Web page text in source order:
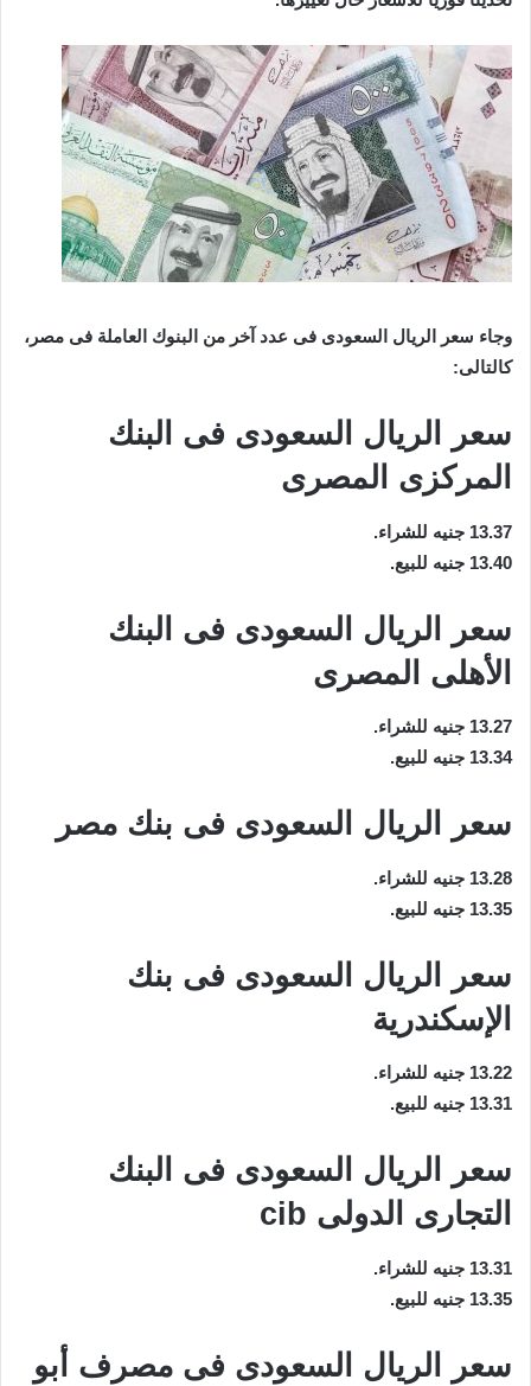
وجاء سعر الريال السعودى فى عدد آخر من البنوك العاملة فى مصر،
كالتالى:
سعر الريال السعودى فى البنك
المركزى المصرى
13.37 جنيه للشراء.
13.40 جنيه للبيع.
سعر الريال السعودى فى البنك
الأهلى المصرى
13.27 جنيه للشراء.
13.34 جنيه للبيع.
سعر الريال السعودى فى بنك مصر
13.28 جنيه للشراء.
13.35 جنيه للبيع.
سعر الريال السعودى فى بنك
الإسكندرية
13.22 جنيه للشراء.
13.31 جنيه للبيع.
سعر الريال السعودى فى البنك
التجارى الدولى cib
13.31 جنيه للشراء.
13.35 جنيه للبيع.
سعر الريال السعودى فى مصرف أبو